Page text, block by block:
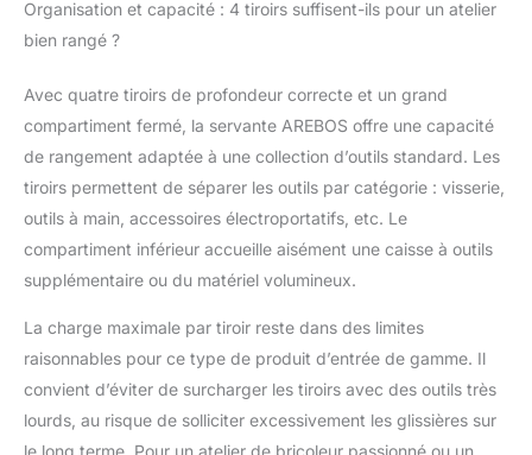
Organisation et capacité : 4 tiroirs suffisent-ils pour un atelier
bien rangé ?
Avec quatre tiroirs de profondeur correcte et un grand
compartiment fermé, la servante AREBOS offre une capacité
de rangement adaptée à une collection d’outils standard. Les
tiroirs permettent de séparer les outils par catégorie : visserie,
outils à main, accessoires électroportatifs, etc. Le
compartiment inférieur accueille aisément une caisse à outils
supplémentaire ou du matériel volumineux.
La charge maximale par tiroir reste dans des limites
raisonnables pour ce type de produit d’entrée de gamme. Il
convient d’éviter de surcharger les tiroirs avec des outils très
lourds, au risque de solliciter excessivement les glissières sur
le long terme. Pour un atelier de bricoleur passionné ou un